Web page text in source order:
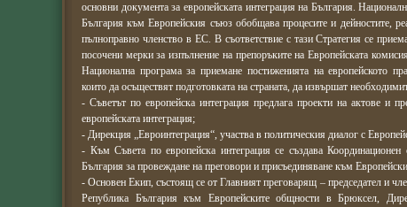
основни документа за европейската интеграция на България.
България към Европейския съюз обобщава процесите и дейностите,
пълноправно членство в ЕС. В съответствие с тази Стратегия се
посочени мерки за изпълнение на препоръките на Европейската
Национална програма за приемане постиженията на европейското
които да осъществят подготовката на страната, да извършат
- Съветът по европейска интеграция предлага проекти на актове и
европейската интеграция;
- Дирекция „Евроинтеграция“, участва в политическия диалог с
- Към Съвета по европейска интеграция се създава Координационен
България за провеждане на преговори и присъединяване към
- Основен Екип, състоящ се от Главният преговарящ – председател и
Република България към Европейските общности в Брюксел,